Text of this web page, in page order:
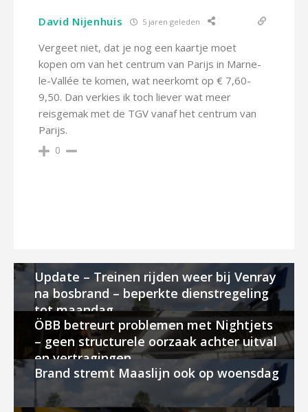
David Nijenhuis 5 jaren geleden
Vergeet niet, dat je nog een kaartje moet
kopen om van het centrum van Parijs in Marne-
le-Vallée te komen, wat neerkomt op € 7,60-
9,50. Dan verkies ik toch liever wat meer
reisgemak met de TGV vanaf het centrum van
Parijs.
0
Update – Treinen rijden weer bij Venray
na bosbrand – beperkte dienstregeling
tot maandag
ÖBB betreurt problemen met Nightjets
– geen structurele oorzaak achter uitval
en vertragingen
Brand stremt Maaslijn ook op woensdag